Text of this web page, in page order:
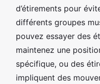
d’étirements pour
différents groupes
pouvez essayer des
maintenez une
spécifique, ou des
impliquent des